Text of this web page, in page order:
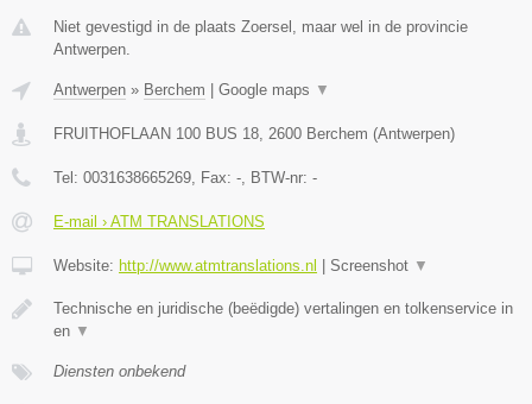
Niet gevestigd in de plaats Zoersel, maar wel in de provincie
Antwerpen.
Antwerpen » Berchem Google maps ▼
FRUITHOFLAAN 100 BUS 18, 2600 Berchem (Antwerpen)
Tel: 0031638665269, Fax: -, BTW-nr: -
E-mail › ATM TRANSLATIONS
Website: http://www.atmtranslations.nl Screenshot ▼
Technische en juridische (beëdigde) vertalingen en tolkenservice in
en ▼
Diensten onbekend